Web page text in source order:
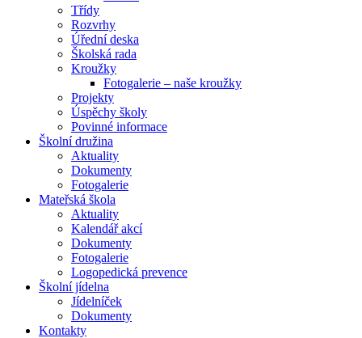
Třídy
Rozvrhy
Úřední deska
Školská rada
Kroužky
Fotogalerie – naše kroužky
Projekty
Úspěchy školy
Povinné informace
Školní družina
Aktuality
Dokumenty
Fotogalerie
Mateřská škola
Aktuality
Kalendář akcí
Dokumenty
Fotogalerie
Logopedická prevence
Školní jídelna
Jídelníček
Dokumenty
Kontakty